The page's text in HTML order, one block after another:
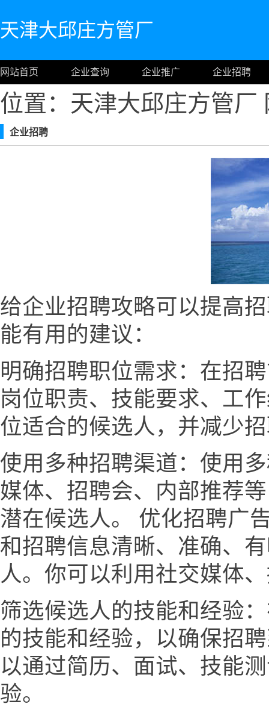
天津大邱庄方管厂
网站首页 企业查询 企业推广 企业招聘
位置：天津大邱庄方管厂
企业招聘
给企业招聘攻略可以提高
能有用的建议：
明确招聘职位需求：在招
岗位职责、技能要求、工
位适合的候选人，并减少
使用多种招聘渠道：使用
媒体、招聘会、内部推荐
潜在候选人。 优化招聘广
和招聘信息清晰、准确、
人。你可以利用社交媒体
筛选候选人的技能和经验
的技能和经验，以确保招
以通过简历、面试、技能
验。